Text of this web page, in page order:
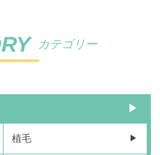
カテゴリー
植毛